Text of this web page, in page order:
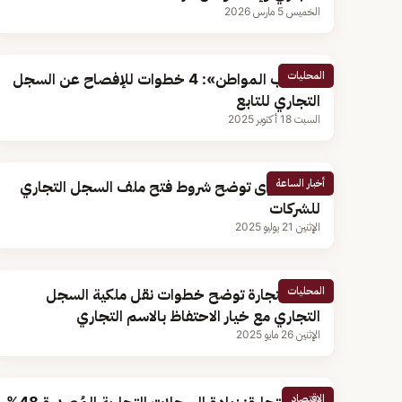
الخميس 5 مارس 2026
المحليات
«حساب المواطن»: 4 خطوات للإفصاح عن السجل
التجاري للتابع
السبت 18 أكتوبر 2025
أخبار الساعة
منصة قوى توضح شروط فتح ملف السجل التجاري
للشركات
الإثنين 21 يوليو 2025
المحليات
وزارة التجارة توضح خطوات نقل ملكية السجل
التجاري مع خيار الاحتفاظ بالاسم التجاري
الإثنين 26 مايو 2025
الاقتصاد